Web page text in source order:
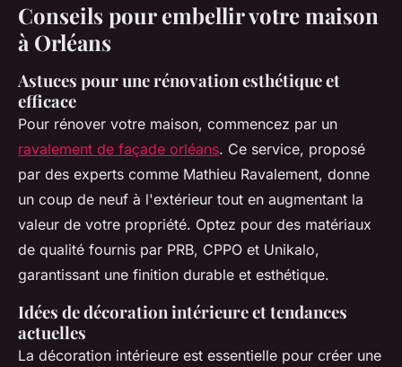
Conseils pour embellir votre maison
à Orléans
Astuces pour une rénovation esthétique et
efficace
Pour rénover votre maison, commencez par un
ravalement de façade orléans. Ce service, proposé
par des experts comme Mathieu Ravalement, donne
un coup de neuf à l'extérieur tout en augmentant la
valeur de votre propriété. Optez pour des matériaux
de qualité fournis par PRB, CPPO et Unikalo,
garantissant une finition durable et esthétique.
Idées de décoration intérieure et tendances
actuelles
La décoration intérieure est essentielle pour créer une